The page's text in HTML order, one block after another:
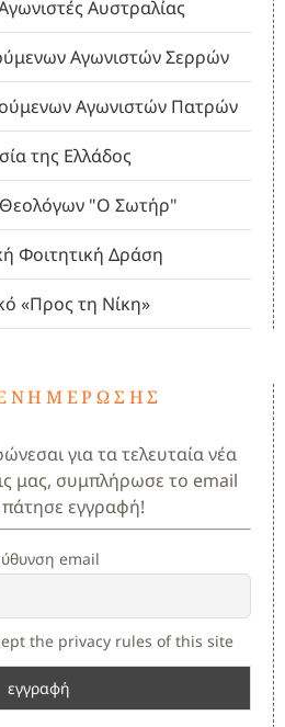
Αυστραλίας
Αγωνιστών Σερρών
Αγωνιστών Πατρών
της Ελλάδος
"Ο Σωτήρ"
Φοιτητική Δράση
«Προς τη Νίκη»
για τα τελευταία νέα
μας, συμπλήρωσε το email
εγγραφή!
email
the privacy rules of this site